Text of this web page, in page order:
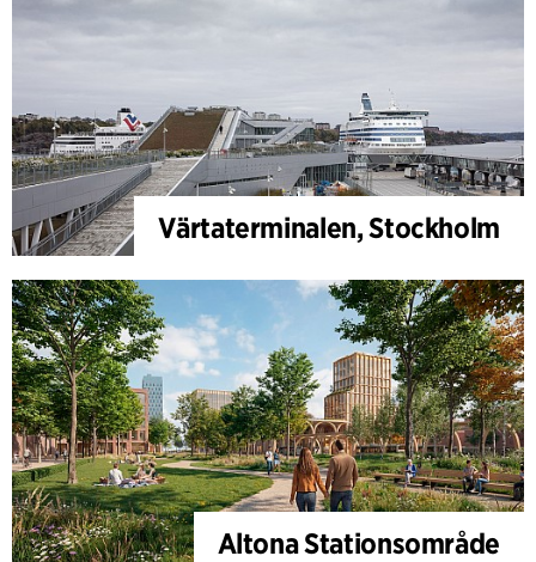
Värtaterminalen, Stockholm
Altona Stationsområde